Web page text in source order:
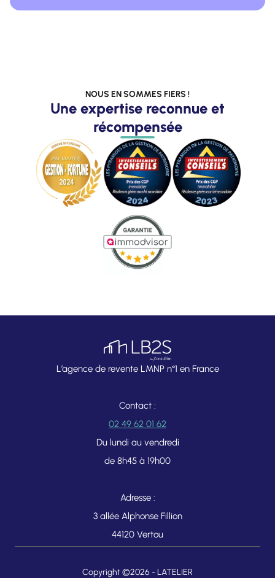
NOUS EN SOMMES FIERS !
Une expertise reconnue et
récompensée
L’agence de revente LMNP n°1 en France
Contact :
02 49 62 01 62
Du lundi au vendredi
de 8h45 à 19h00
Adresse :
3 allée Alphonse Fillion
44120 Vertou
Copyright ©2026 -LATELIER